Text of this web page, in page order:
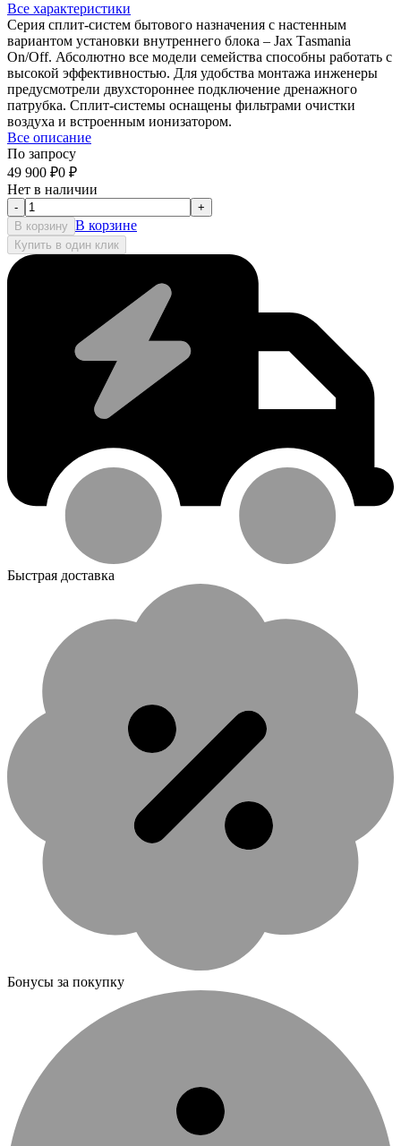
Все характеристики
Серия сплит-систем бытового назначения с настенным
вариантом установки внутреннего блока – Jax Тasmania
On/Off. Абсолютно все модели семейства способны работать с
высокой эффективностью. Для удобства монтажа инженеры
предусмотрели двухстороннее подключение дренажного
патрубка. Сплит-системы оснащены фильтрами очистки
воздуха и встроенным ионизатором.
Все описание
По запросу
49 900 ₽0 ₽
Нет в наличии
-
+
В корзину В корзине
Купить в один клик
Быстрая доставка
Бонусы за покупку